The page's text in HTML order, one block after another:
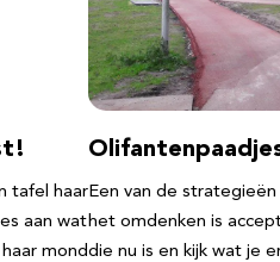
tafel haar
aan wat
mond
Een van de
het omdenken is
die nu is en kijk wat je